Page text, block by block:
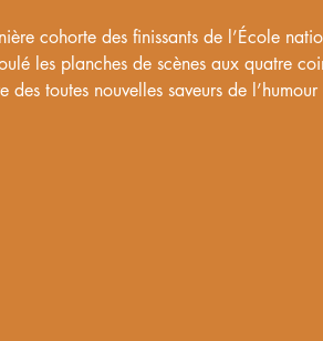
cohorte des finissants de l’École
les planches de scènes aux quatre
des toutes nouvelles saveurs de